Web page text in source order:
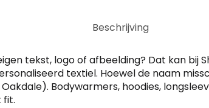
variaties.
optie
kan
gekozen
Beschrijving
tekst, logo of afbeelding? Dat kan bij
textiel. Hoewel de naam
Bodywarmers, hoodies,
fit.